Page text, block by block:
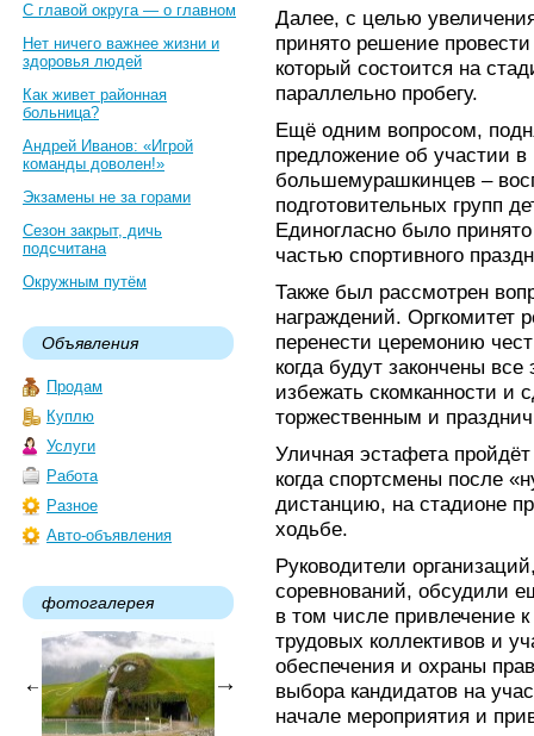
С главой округа — о главном
Нет ничего важнее жизни и
здоровья людей
Как живет районная
больница?
Андрей Иванов: «Игрой
команды доволен!»
Экзамены не за горами
Сезон закрыт, дичь
подсчитана
Окружным путём
Объявления
Продам
Куплю
Услуги
Работа
Разное
Авто-объявления
фотогалерея
Далее, с целью
принято решение
который состоится на
параллельно пробегу.
Ещё одним вопросом,
предложение об участии
большемурашкинцев –
подготовительных групп
Единогласно было
частью спортивного
Также был рассмотрен
награждений. Оргкомитет
перенести церемонию
когда будут закончены
избежать скомканности и
торжественным и
Уличная эстафета
когда спортсмены после
дистанцию, на стадионе
ходьбе.
Руководители
соревнований, обсудили
в том числе привлечение
трудовых коллективов и
обеспечения и охраны
выбора кандидатов на
начале мероприятия и